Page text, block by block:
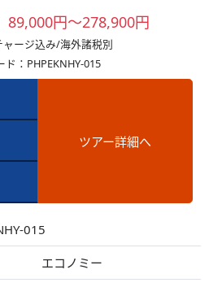
89,000円～278,900円
ージ込み/海外諸税別
ド：PHPEKNHY-015
ツアー詳細へ
015
エコノミー